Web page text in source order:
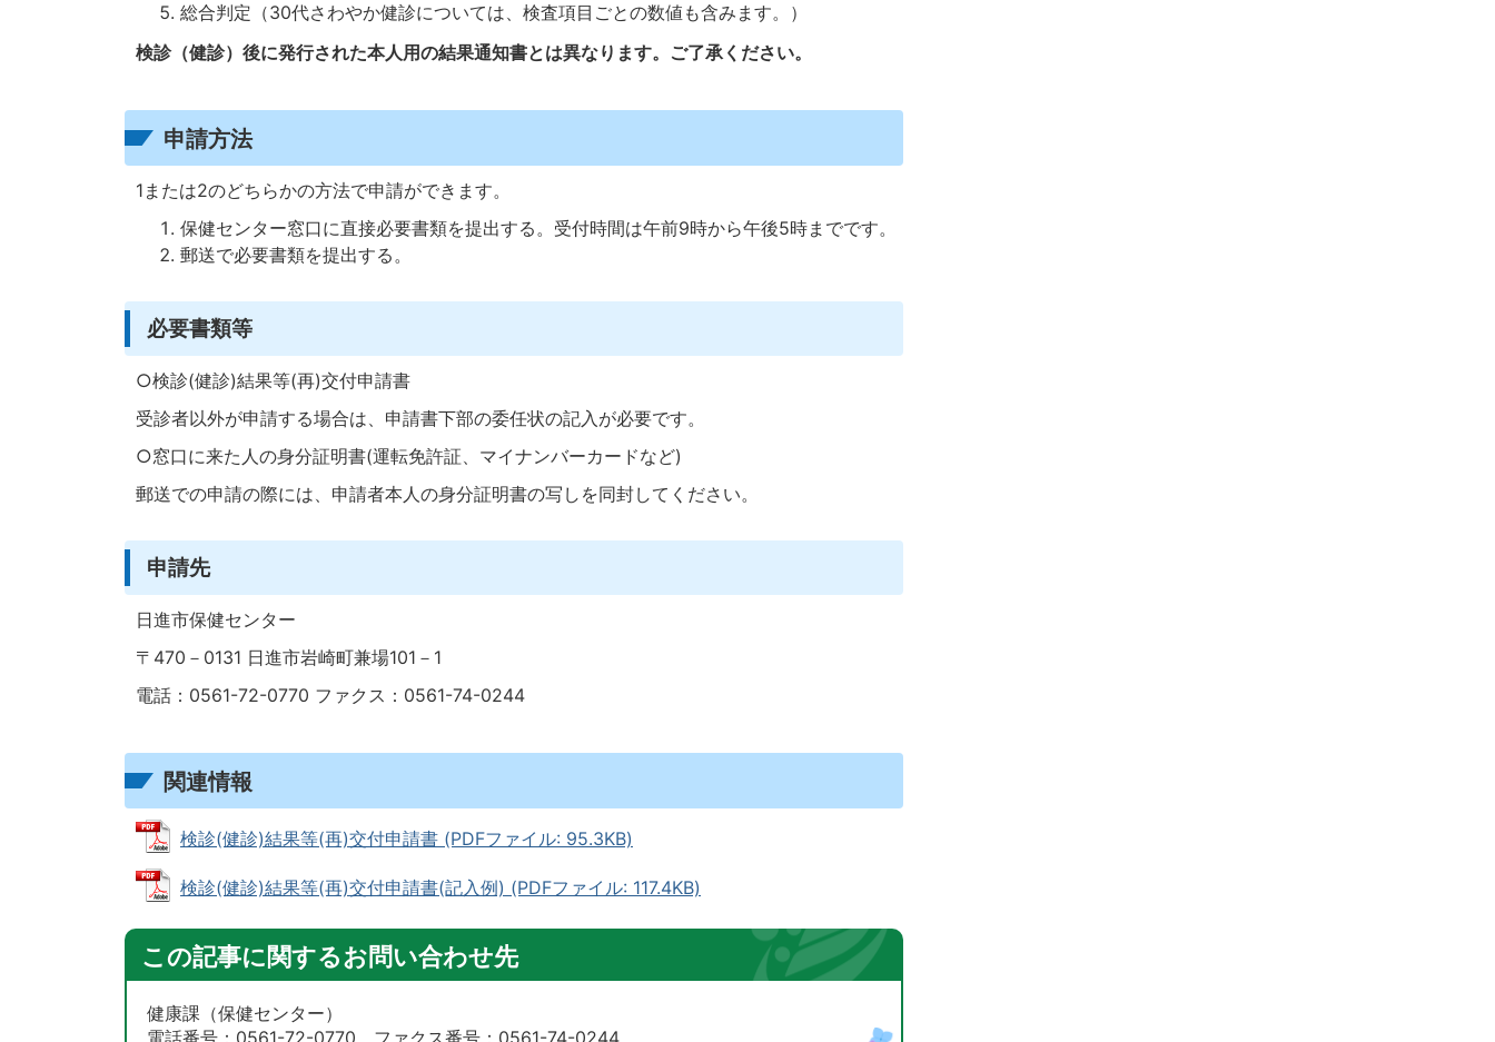
総合判定（30代さわやか健診については、検査項目ごとの数値も含みます。）
検診（健診）後に発行された本人用の結果通知書とは異なります。ご了承ください。
申請方法
1または2のどちらかの方法で申請ができます。
保健センター窓口に直接必要書類を提出する。受付時間は午前9時から午後5時までです。
郵送で必要書類を提出する。
必要書類等
○検診(健診)結果等(再)交付申請書
受診者以外が申請する場合は、申請書下部の委任状の記入が必要です。
○窓口に来た人の身分証明書(運転免許証、マイナンバーカードなど)
郵送での申請の際には、申請者本人の身分証明書の写しを同封してください。
申請先
日進市保健センター
〒470－0131 日進市岩崎町兼場101－1
電話：0561-72-0770 ファクス：0561-74-0244
関連情報
検診(健診)結果等(再)交付申請書 (PDFファイル: 95.3KB)
検診(健診)結果等(再)交付申請書(記入例) (PDFファイル: 117.4KB)
この記事に関するお問い合わせ先
健康課（保健センター）
電話番号：0561-72-0770 ファクス番号：0561-74-0244